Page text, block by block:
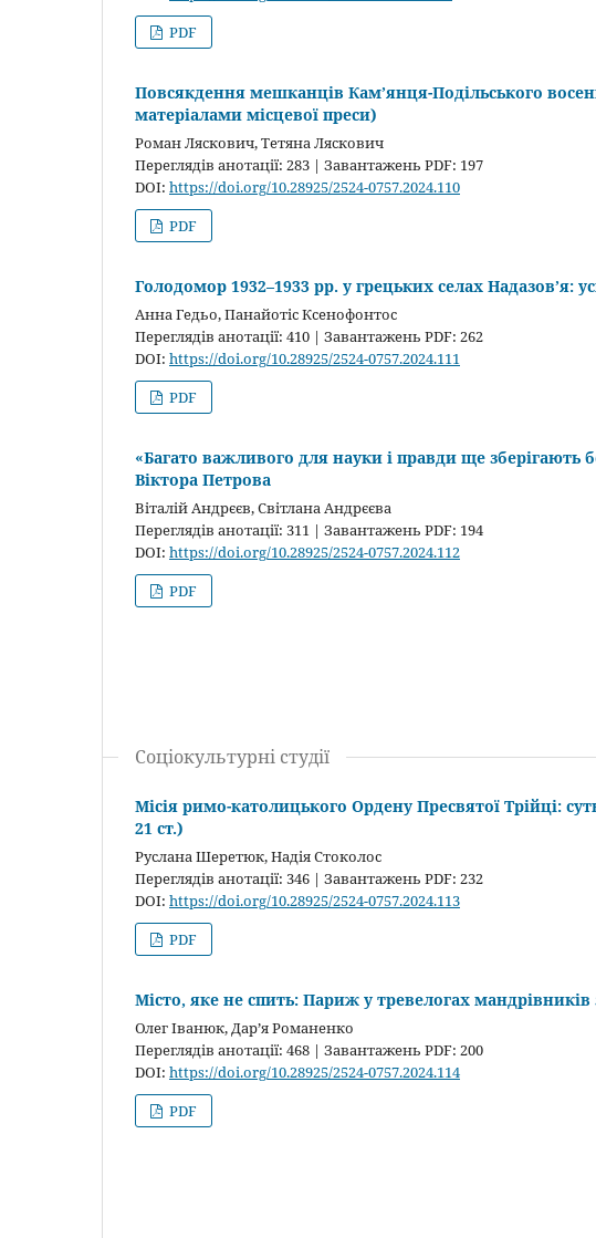
PDF
Повсякдення мешканців Кам’янця-Подільського
матеріалами місцевої преси)
Роман Ляскович, Тетяна Ляскович
Переглядів анотації: 283 | Завантажень PDF: 197
DOI: https://doi.org/10.28925/2524-0757.2024.110
PDF
Голодомор 1932–1933 рр. у грецьких селах Надазов’я:
Анна Гедьо, Панайотіс Ксенофонтос
Переглядів анотації: 410 | Завантажень PDF: 262
DOI: https://doi.org/10.28925/2524-0757.2024.111
PDF
«Багато важливого для науки і правди ще зберігають
Віктора Петрова
Віталій Андрєєв, Світлана Андрєєва
Переглядів анотації: 311 | Завантажень PDF: 194
DOI: https://doi.org/10.28925/2524-0757.2024.112
PDF
Соціокультурні студії
Місія римо-католицького Ордену Пресвятої Трійці:
21 ст.)
Руслана Шеретюк, Надія Стоколос
Переглядів анотації: 346 | Завантажень PDF: 232
DOI: https://doi.org/10.28925/2524-0757.2024.113
PDF
Місто, яке не спить: Париж у тревелогах
Олег Іванюк, Дар’я Романенко
Переглядів анотації: 468 | Завантажень PDF: 200
DOI: https://doi.org/10.28925/2524-0757.2024.114
PDF